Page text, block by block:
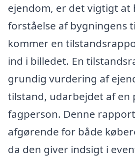
ejendom, er det vigtigt at
forståelse af bygningens
kommer en
ind i billedet. En
grundig vurdering af
tilstand, udarbejdet af en
fagperson. Denne
afgørende for både
da den giver indsigt i